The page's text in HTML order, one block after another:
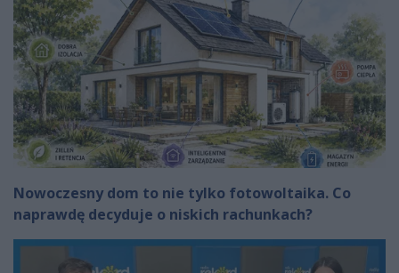
Nowoczesny dom to nie tylko fotowoltaika. Co
naprawdę decyduje o niskich rachunkach?